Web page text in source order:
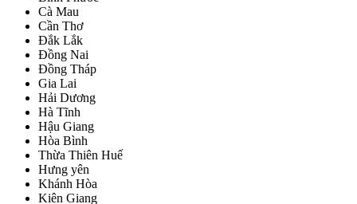
Cà Mau
Cần Thơ
Đắk Lắk
Đồng Nai
Đồng Tháp
Gia Lai
Hải Dương
Hà Tĩnh
Hậu Giang
Hòa Bình
Thừa Thiên Huế
Hưng yên
Khánh Hòa
Kiên Giang